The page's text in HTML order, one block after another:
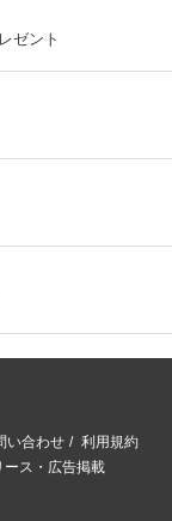
ゼント
い合わせ
利用規約
ース・広告掲載